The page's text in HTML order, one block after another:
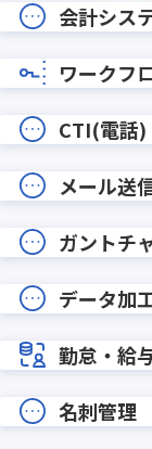
会計シス
ワークフ
CTI(電話)
メール送
ガントチ
データ加
勤怠・給
名刺管理